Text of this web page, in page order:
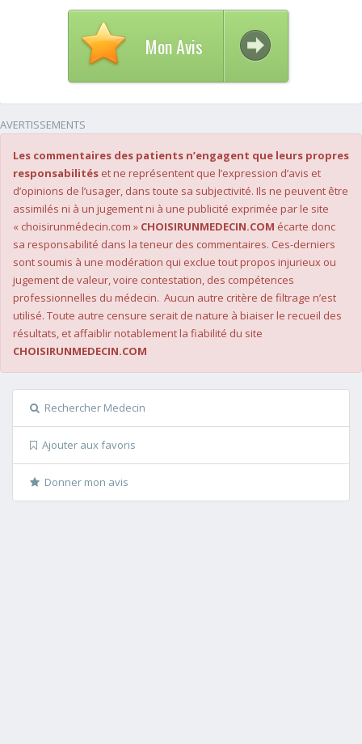
Mon Avis
AVERTISSEMENTS
Les commentaires des patients n’engagent que leurs propres
responsabilités et ne représentent que l’expression d’avis et
d’opinions de l’usager, dans toute sa subjectivité. Ils ne peuvent être
assimilés ni à un jugement ni à une publicité exprimée par le site
« choisirunmédecin.com » CHOISIRUNMEDECIN.COM écarte donc
sa responsabilité dans la teneur des commentaires. Ces-derniers
sont soumis à une modération qui exclue tout propos injurieux ou
jugement de valeur, voire contestation, des compétences
professionnelles du médecin. Aucun autre critère de filtrage n’est
utilisé. Toute autre censure serait de nature à biaiser le recueil des
résultats, et affaiblir notablement la fiabilité du site
CHOISIRUNMEDECIN.COM
Rechercher Medecin
Ajouter aux favoris
Donner mon avis